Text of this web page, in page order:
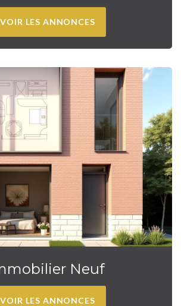
VOIR LES ANNONCES
Neuf
VOIR LES ANNONCES